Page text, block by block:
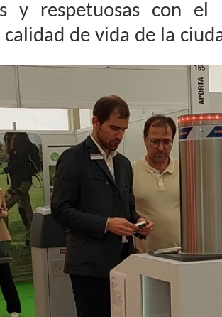
y respetuosas con el
de vida de la